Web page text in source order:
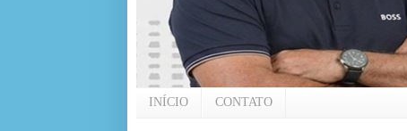
INÍCIO CONTATO